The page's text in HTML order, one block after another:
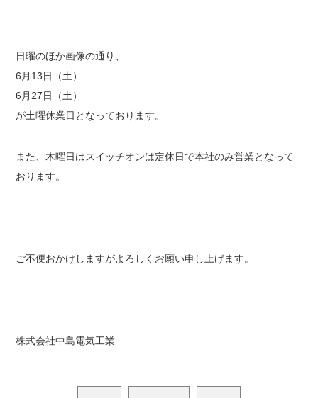
日曜のほか画像の通り、
6月13日（土）
6月27日（土）
が土曜休業日となっております。
また、木曜日はスイッチオンは定休日で本社のみ営業となって
おります。
ご不便おかけしますがよろしくお願い申し上げます。
株式会社中島電気工業